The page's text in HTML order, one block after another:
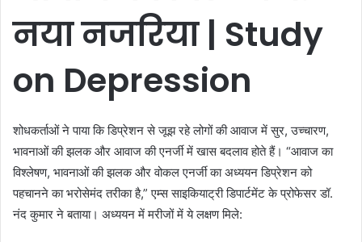
नयानजरिया| Study
on Depression
शोधकर्ताओं ने पाया कि डिप्रेशन से जूझ रहे लोगों की आवाज में सुर, उच्चारण,
भावनाओं की झलक और आवाज की एनर्जी में खास बदलाव होते हैं। “आवाज का
विश्लेषण, भावनाओं की झलक और वोकल एनर्जी का अध्ययन डिप्रेशन को
पहचानने का भरोसेमंद तरीका है,” एम्स साइकियाट्री डिपार्टमेंट के प्रोफेसर डॉ.
नंद कुमार ने बताया। अध्ययन में मरीजों में ये लक्षण मिले: